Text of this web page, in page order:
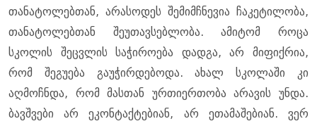
თანატოლებთან, არასოდეს შემიმჩნევია ჩაკეტილობა,
თანატოლებთან შეუთავსებლობა. ამიტომ როცა
სკოლის შეცვლის საჭიროება დადგა, არ მიფიქრია,
რომ შეგუება გაუჭირდებოდა. ახალ სკოლაში კი
აღმოჩნდა, რომ მასთან ურთიერთობა არავის უნდა.
ბავშვები არ ეკონტაქტებიან, არ ეთამაშებიან. ვერ